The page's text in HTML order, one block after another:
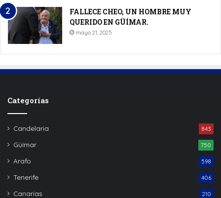
FALLECE CHEO, UN HOMBRE MUY
QUERIDO EN GÜÍMAR.
mayo 21, 2025
Categorías
Candelaria 843
Güímar 750
Arafo 598
Tenerife 406
Canarias 210